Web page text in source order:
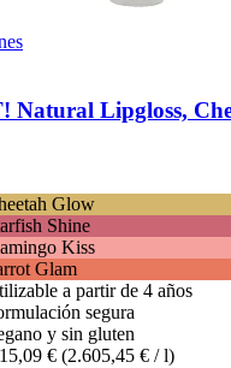
Natural Lipgloss,
Glow
Shine
Kiss
Glam
a partir de 4 años
segura
y sin gluten
15,09 € (2.605,45 € / l)